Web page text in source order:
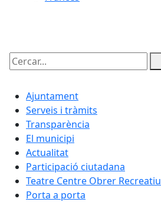
Cercar:
Ajuntament
Serveis i tràmits
Transparència
El municipi
Actualitat
Participació ciutadana
Teatre Centre Obrer Recreatiu
Porta a porta